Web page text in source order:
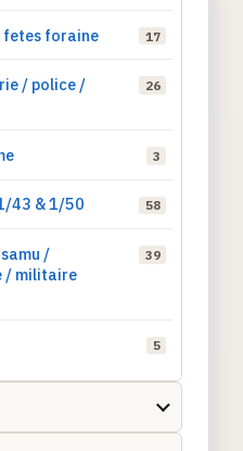
fetes foraine 17
/ police /
26
3
43 & 1/50 58
/
/ militaire
39
5